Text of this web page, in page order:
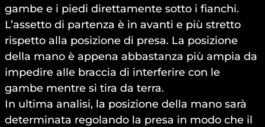
gambe e i piedi direttamente sotto i fianchi.
L’assetto di partenza è in avanti e più stretto
rispetto alla posizione di presa. La posizione
della mano è appena abbastanza più ampia da
impedire alle braccia di interferire con le
gambe mentre si tira da terra.
In ultima analisi, la posizione della mano sarà
determinata regolando la presa in modo che il